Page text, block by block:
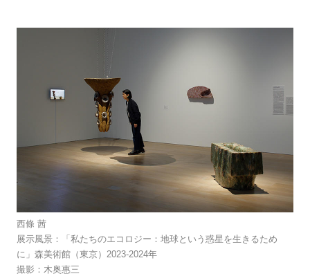
西條 茜
展示風景：「私たちのエコロジー：地球という惑星を生きるため
に」森美術館（東京）2023-2024年
撮影：木奥惠三